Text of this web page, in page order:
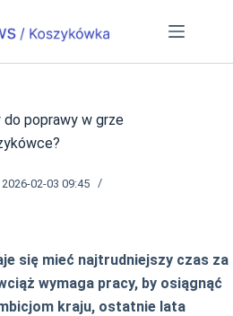
poprawy w grze
2026-02-03 09:45
się mieć najtrudniejszy czas za
wymaga pracy, by osiągnąć
kraju, ostatnie lata